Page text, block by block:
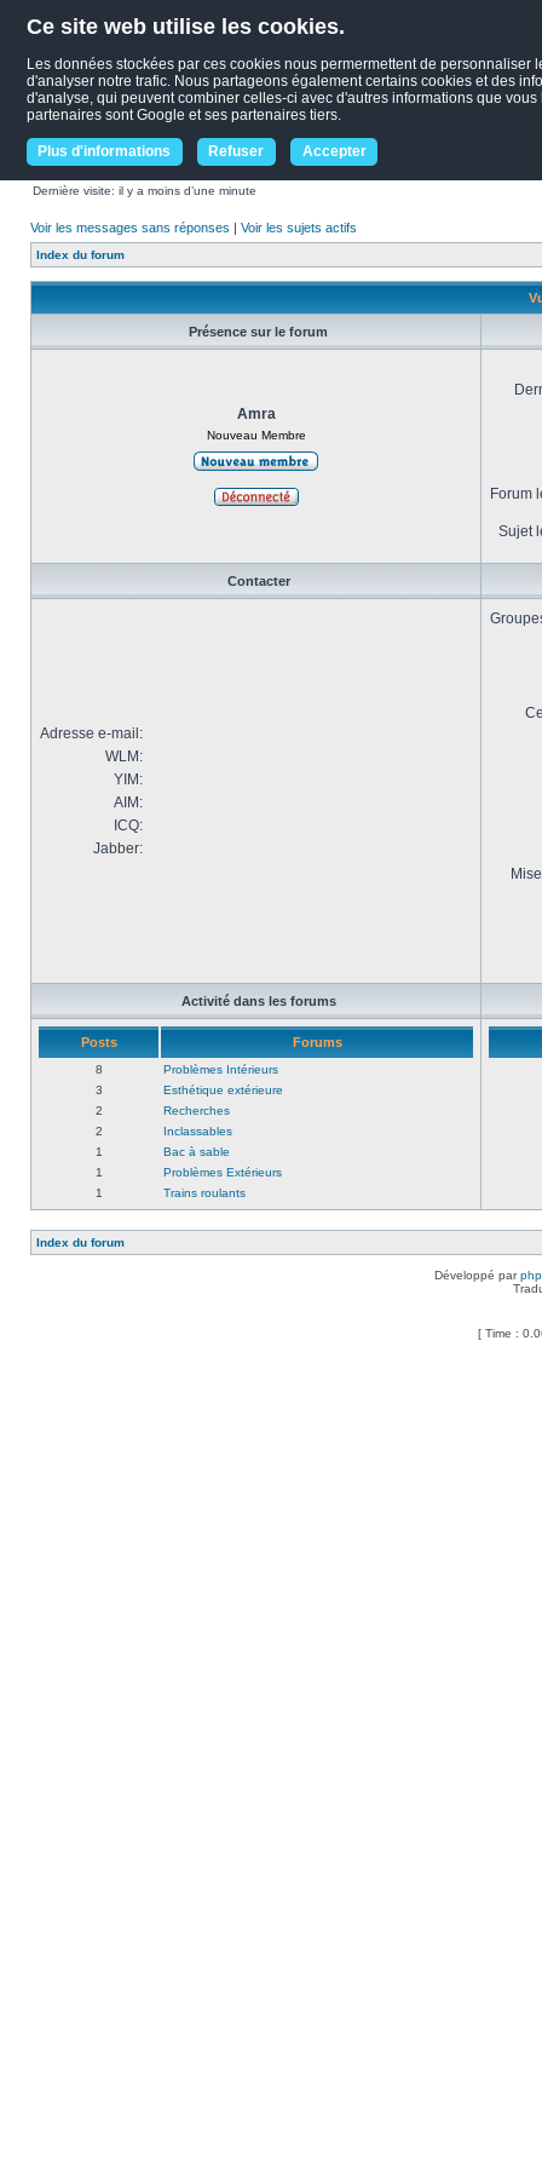
Ce site web utilise les cookies.
Les données stockées par ces cookies nous permermettent de
d'analyser notre trafic. Nous partageons également certains cookies et des
d'analyse, qui peuvent combiner celles-ci avec d'autres informations que
partenaires sont Google et ses partenaires tiers.
Plus d'informations Refuser Accepter
Dernière visite: il y a moins d’une minute
Voir les messages sans réponses | Voir les sujets actifs
Index du forum
Présence sur le forum
Amra
Nouveau Membre
Forum
Sujet
Contacter
Adresse e-mail:
WLM:
YIM:
AIM:
ICQ:
Jabber:
Activité dans les forums
Posts Forums
8
Problèmes Intérieurs
3
Esthétique extérieure
2
Recherches
2
Inclassables
1
Bac à sable
1
Problèmes Extérieurs
1
Trains roulants
Index du forum
Développé par
[ Time :